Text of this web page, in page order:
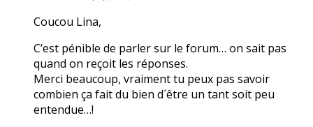
Coucou Lina,
C’est pénible de parler sur le forum… on sait pas
quand on reçoit les réponses.
Merci beaucoup, vraiment tu peux pas savoir
combien ça fait du bien d´être un tant soit peu
entendue…!